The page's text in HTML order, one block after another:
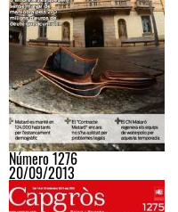
Número 1276
20/09/2013